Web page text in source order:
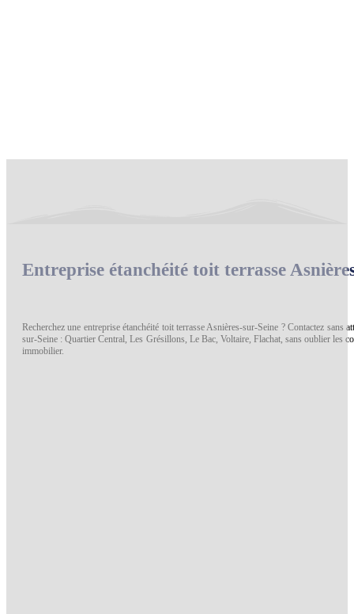
Entreprise étanchéité toit terrasse
Recherchez une entreprise étanchéité toit terrasse Asnières-sur-Seine ? Contactez
sur-Seine : Quartier Central, Les Grésillons, Le Bac, Voltaire, Flachat, sans oublier les
immobilier.